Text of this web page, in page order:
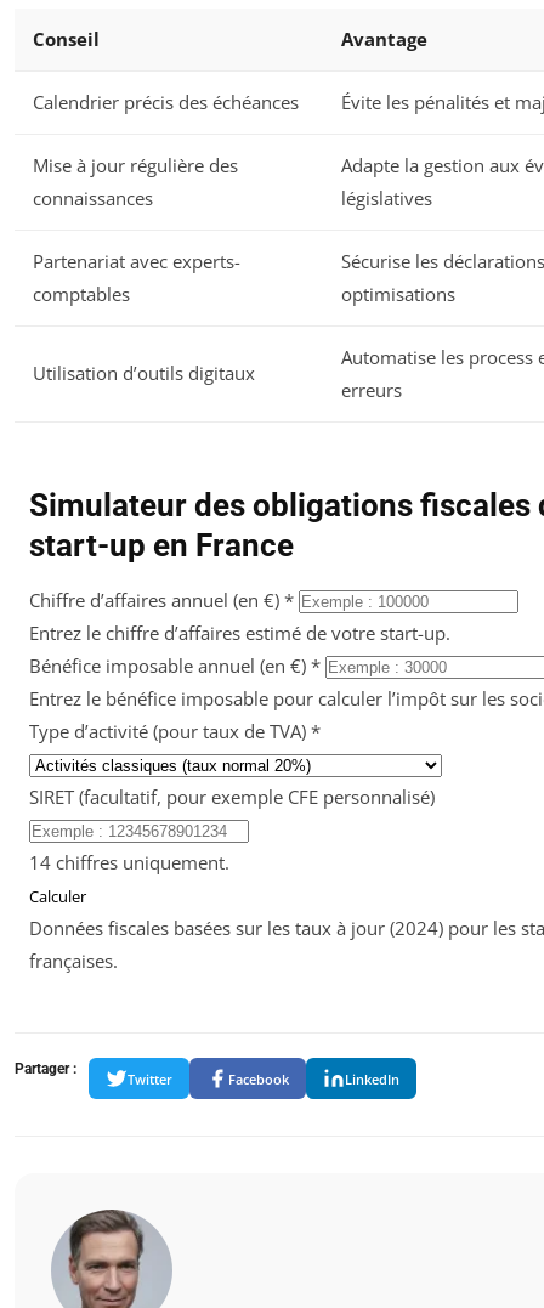
Conseil Avantage
Calendrier précis des échéances Évite les pénalités et
Mise à jour régulière des
connaissances
Adapte la gestion aux
législatives
Partenariat avec experts-
comptables
Sécurise les
optimisations
Utilisation d’outils digitaux
Automatise les process
erreurs
Simulateur des obligations fiscales
start-up en France
Chiffre d’affaires annuel (en €) *
Entrez le chiffre d’affaires estimé de votre start-up.
Bénéfice imposable annuel (en €) *
Entrez le bénéfice imposable pour calculer l’impôt sur les
Type d’activité (pour taux de TVA) *
SIRET (facultatif, pour exemple CFE personnalisé)
14 chiffres uniquement.
Calculer
Données fiscales basées sur les taux à jour (2024) pour les
françaises.
Partager :
Twitter Facebook LinkedIn